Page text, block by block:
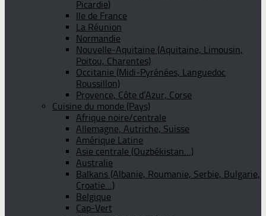
Picardie)
Ile de France
La Réunion
Normandie
Nouvelle-Aquitaine (Aquitaine, Limousin,
Poitou, Charentes)
Occitanie (Midi-Pyrénées, Languedoc
Roussillon)
Provence, Côte d’Azur, Corse
Cuisine du monde (Pays)
Afrique noire/centrale
Allemagne, Autriche, Suisse
Amérique Latine
Asie centrale (Ouzbékistan…)
Australie
Balkans (Albanie, Roumanie, Serbie, Bulgarie,
Croatie…)
Belgique
Cap-Vert